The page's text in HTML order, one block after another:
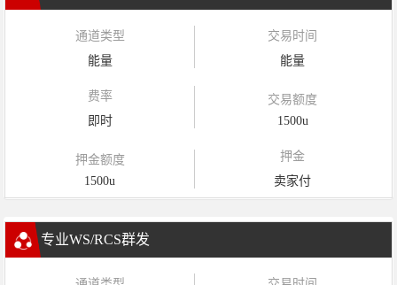
通道类型
能量
交易时间
能量
费率
即时
交易额度
1500u
押金额度
1500u
押金
卖家付
专业WS/RCS群发